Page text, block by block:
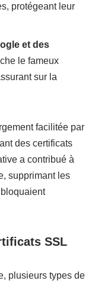
protégeant leur
et des
le fameux
sur la
facilitée par
des certificats
a contribué à
supprimant les
SSL
plusieurs types de